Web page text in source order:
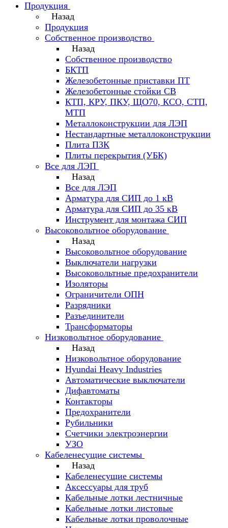
Продукция
Назад
Продукция
Собственное производство
Назад
Собственное производство
БКТП
Железобетонные приставки ПТ
Железобетонные стойки СВ
КТП, КРУ, ПКУ, ЩО70, КСО, СТП,
МТП
Металлоконструкции для ЛЭП
Нестандартные металлоконструкции
Плита ПЗК
Плиты перекрытия (УБК)
Все для ЛЭП
Назад
Все для ЛЭП
Арматура для СИП до 1 кВ
Арматура для СИП до 35 кВ
Инструмент для монтажа СИП
Высоковольтное оборудование
Назад
Высоковольтное оборудование
Выключатели нагрузки
Высоковольтные предохранители
Изоляторы
Ограничители ОПН
Разрядники
Разъединители
Трансформаторы
Низковольтное оборудование
Назад
Низковольтное оборудование
Hyundai Heavy Industries
Автоматические выключатели
Дифавтоматы
Контакторы
Предохранители
Рубильники
Счетчики электроэнергии
УЗО
Кабеленесущие системы
Назад
Кабеленесущие системы
Аксессуары для труб
Кабельные лотки лестничные
Кабельные лотки листовые
Кабельные лотки проволочные